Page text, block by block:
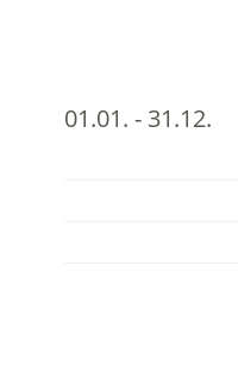
01.01. - 31.12.